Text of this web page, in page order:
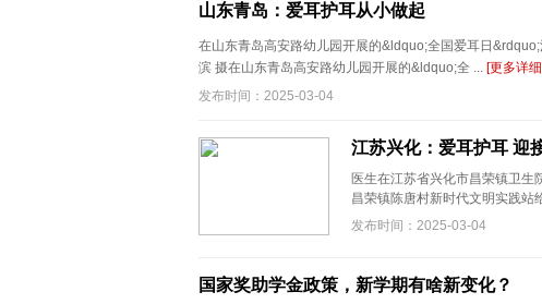
山东青岛：爱耳护耳从小做起
在山东青岛高安路幼儿园开展的&ldquo;全国爱耳日
滨 摄在山东青岛高安路幼儿园开展的&ldquo;全 ... [更多详
发布时间：2025-03-04
江苏兴化：爱耳护耳 迎
医生在江苏省兴化市昌荣镇卫
昌荣镇陈唐村新时代文明实践站
发布时间：2025-03-04
国家奖助学金政策，新学期有啥新变化？